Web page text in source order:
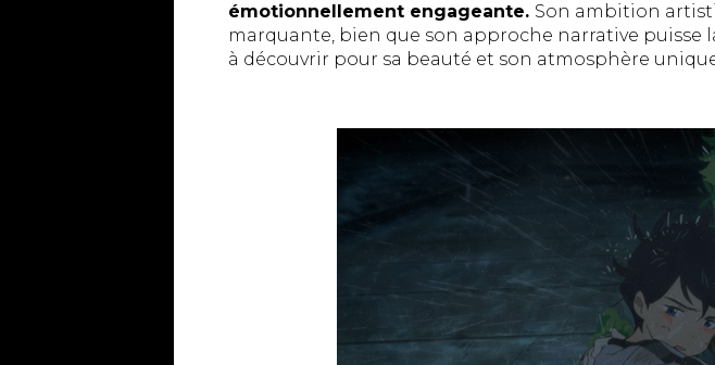
émotionnellement engageante. Son ambition
marquante, bien que son approche narrative puisse
à découvrir pour sa beauté et son atmosphère